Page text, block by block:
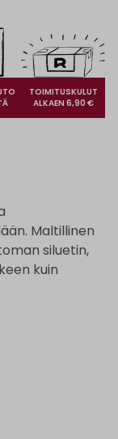
TOIMITUSKULUT
ALKAEN 6,90 €
Maltillinen
siluetin,
kuin